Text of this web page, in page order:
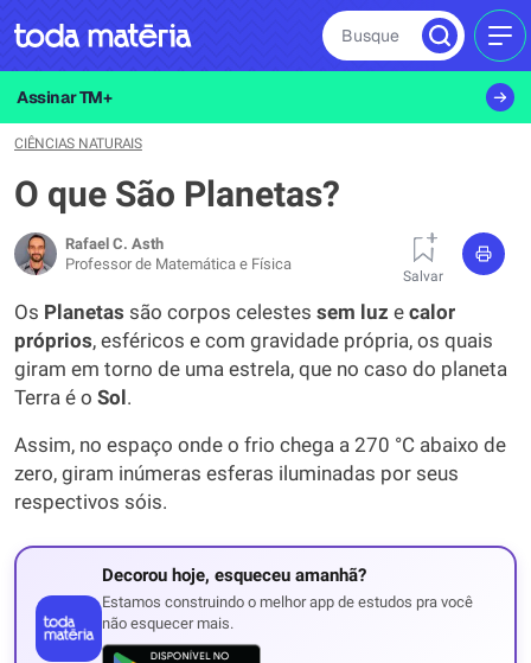
Busque
Assinar TM+
CIÊNCIAS NATURAIS
O que São Planetas?
Rafael C. Asth
Professor de Matemática e Física
Salvar
Os Planetas são corpos celestes sem luz e calor
próprios, esféricos e com gravidade própria, os quais
giram em torno de uma estrela, que no caso do planeta
Terra é o Sol.
Assim, no espaço onde o frio chega a 270 °C abaixo de
zero, giram inúmeras esferas iluminadas por seus
respectivos sóis.
Decorou hoje, esqueceu amanhã?
Estamos construindo o melhor app de estudos pra você
não esquecer mais.